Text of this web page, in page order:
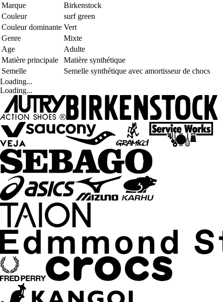
Marque
Birkenstock
Couleur
surf green
Couleur dominante Vert
Genre
Mixte
Age
Adulte
Matière principale
Matière synthétique
Semelle
Semelle synthétique avec amortisseur de chocs
Loading...
Loading...